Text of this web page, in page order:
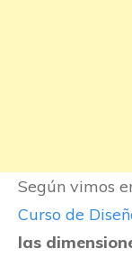
Según vimos
Curso de
las